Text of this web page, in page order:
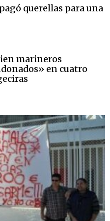
querellas para una
marineros
en cuatro